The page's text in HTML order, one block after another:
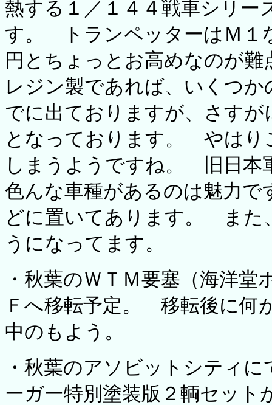
熱する１／１４４戦車シリ
す。 トランペッターはＭ１
円とちょっとお高めなのが
レジン製であれば、いくつ
でに出ておりますが、さす
となっております。 やはり
しまうようですね。 旧日本
色んな車種があるのは魅力
どに置いてあります。 また
うになってます。
・秋葉のＷＴＭ要塞（海洋
Ｆへ移転予定。 移転後に何
中のもよう。
・秋葉のアソビットシティ
ーガー特別塗装版２輌セッ